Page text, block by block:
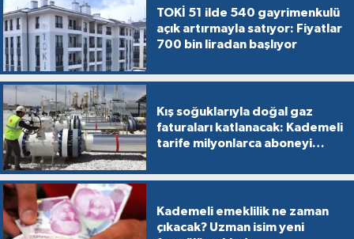
TOKİ 51 ilde 540 gayrimenkulü
açık artırmayla satıyor: Fiyatlar
700 bin liradan başlıyor
Kış soğuklarıyla doğal gaz
faturaları katlanacak: Kademeli
tarife milyonlarca aboneyi
Kademeli emeklilik ne zaman
çıkacak? Uzman isim yeni